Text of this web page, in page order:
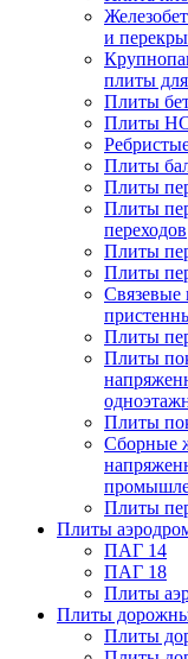
и
плиты
Плиты
Плиты
Плиты
Плиты
Плиты
переходов
Плиты
Плиты
Связевые
Плиты
Плиты
Плиты
Сборные
Плиты
Плиты
ПАГ 14
ПАГ 18
Плиты
Плиты
Плиты